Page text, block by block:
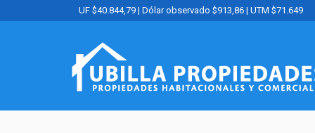
UF $40.844,79 | Dólar observado $913,86 | UTM $71.649